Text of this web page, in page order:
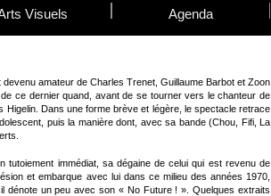
Visuels Agenda
amateur de Charles Trenet, Guillaume Barbot et Zoon
ce dernier quand, avant de se tourner vers le chanteur de
Higelin. Dans une forme brève et légère, le spectacle retrace
puis la manière dont, avec sa bande (Chou, Fifi, La
tutoiement immédiat, sa dégaine de celui qui est revenu de
et embarque avec lui dans ce milieu des années 1970,
dénote un peu avec son « No Future ! ». Quelques extraits